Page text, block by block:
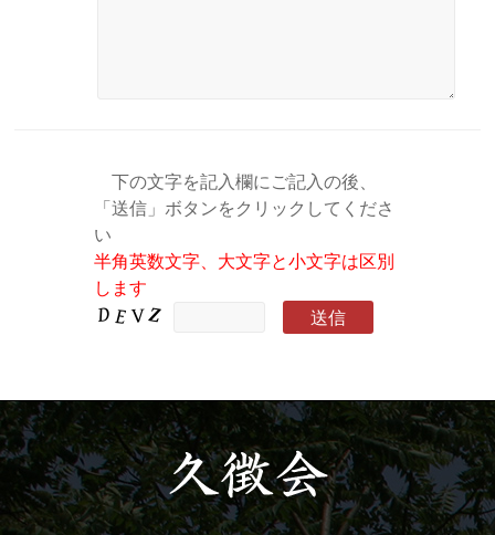
下の文字を記入欄にご記入の後、
「送信」ボタンをクリックしてくださ
い
半角英数文字、大文字と小文字は区別
します